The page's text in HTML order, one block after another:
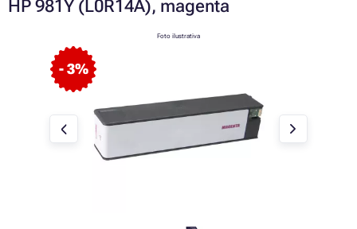
HP 981Y (L0R14A), magenta
- 3%
Foto ilustrativa